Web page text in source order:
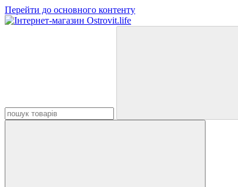
Перейти до основного контенту